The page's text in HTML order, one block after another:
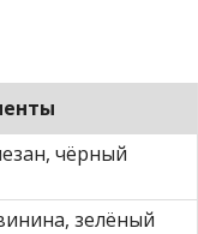
чёрный
зелёный